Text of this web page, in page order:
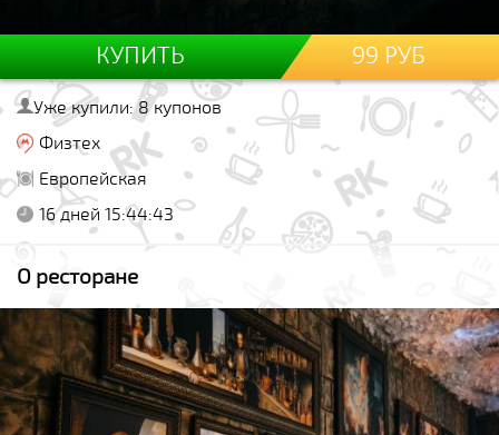
КУПИТЬ 99 РУБ
Уже купили: 8 купонов
Физтех
Европейская
16 дней 15:44:43
О ресторане